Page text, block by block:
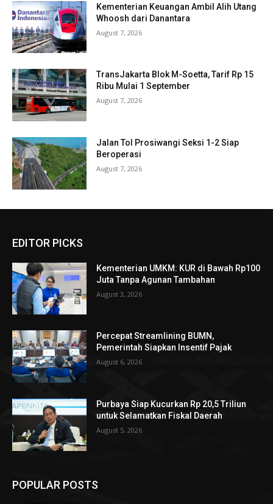
Kementerian Keuangan Ambil Alih Utang
Whoosh dari Danantara
August 7, 2026
TransJakarta Blok M-Soetta, Tarif Rp 15
Ribu Mulai 1 September
August 7, 2026
Jalan Tol Prosiwangi Seksi 1-2 Siap
Beroperasi
August 7, 2026
EDITOR PICKS
Kementerian UMKM: KUR di Bawah Rp100
Juta Tanpa Agunan Tambahan
August 3, 2026
Percepat Streamlining BUMN,
Pemerintah Siapkan Insentif Pajak
August 6, 2026
Purbaya Siap Kucurkan Rp 20,5 Triliun
untuk Selamatkan Fiskal Daerah
August 5, 2026
POPULAR POSTS